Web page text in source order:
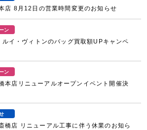
店 8月12日の営業時間変更のお知らせ
ン
ルイ・ヴィトンのバッグ買取額UPキャンペ
ン
本店リニューアルオープンイベント開催決
橋店 リニューアル工事に伴う休業のお知ら